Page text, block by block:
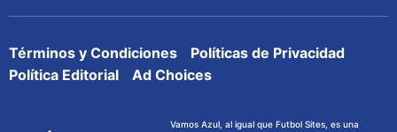
Términos y Condiciones
Políticas de Privacidad
Política Editorial
Ad Choices
Vamos Azul, al igual que Futbol Sites, es una